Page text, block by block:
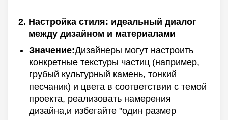
Настройка стиля: идеальный диалог
между дизайном и материалами
Значение:Дизайнеры могут настроить
конкретные текстуры частиц (например,
грубый культурный камень, тонкий
песчаник) и цвета в соответствии с темой
проекта, реализовать намерения
дизайна,и избегайте "один размер